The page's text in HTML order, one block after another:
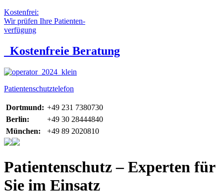
Kostenfrei:
Wir prüfen Ihre Patienten-
verfügung
Kostenfreie Beratung
Patientenschutztelefon
Dortmund: +49 231 7380730
Berlin:
+49 30 28444840
München:
+49 89 2020810
Patientenschutz – Experten für
Sie im Einsatz